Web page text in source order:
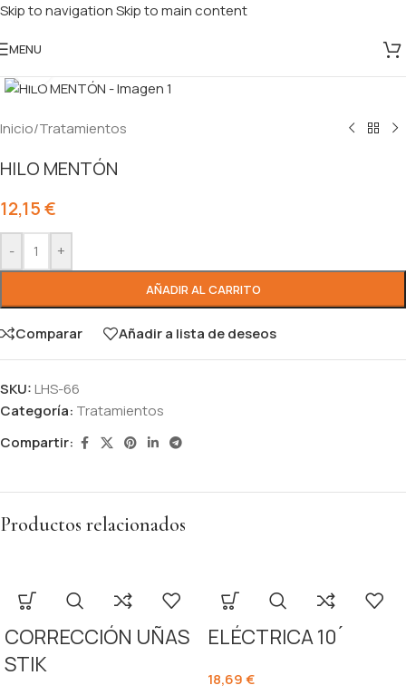
Skip to navigationSkip to main content
MENU
Inicio/Tratamientos
HILO MENTÓN
12,15€
- +
AÑADIR AL CARRITO
Comparar Añadir a lista de deseos
SKU:LHS-66
Categoría: Tratamientos
Compartir:
Productos relacionados
CORRECCIÓN UÑAS
STIK
ELÉCTRICA 10 ́
18,69€